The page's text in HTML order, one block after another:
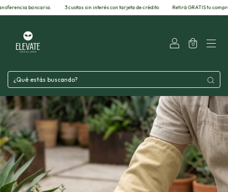
3 cuotas sin interés con tarjeta de crédito Retirá GRATIS tu compra por
0